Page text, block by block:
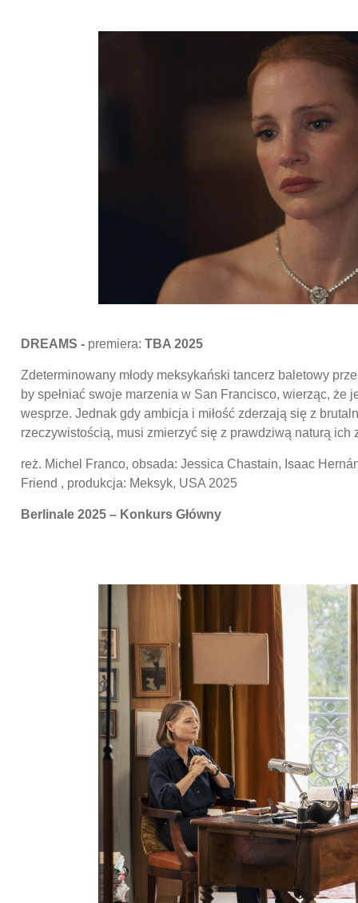
DREAMS - premiera: TBA 2025
Zdeterminowany młody meksykański tancerz baletowy
by spełniać swoje marzenia w San Francisco, wierząc, że
wesprze. Jednak gdy ambicja i miłość zderzają się z
rzeczywistością, musi zmierzyć się z prawdziwą naturą ich
reż. Michel Franco, obsada: Jessica Chastain, Isaac
Friend , produkcja: Meksyk, USA 2025
Berlinale 2025 – Konkurs Główny